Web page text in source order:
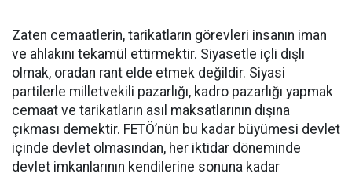
Zaten cemaatlerin, tarikatların görevleri insanın iman
ve ahlakını tekamül ettirmektir. Siyasetle içli dışlı
olmak, oradan rant elde etmek değildir. Siyasi
partilerle milletvekili pazarlığı, kadro pazarlığı yapmak
cemaat ve tarikatların asıl maksatlarının dışına
çıkması demektir. FETÖ’nün bu kadar büyümesi devlet
içinde devlet olmasından, her iktidar döneminde
devlet imkanlarının kendilerine sonuna kadar